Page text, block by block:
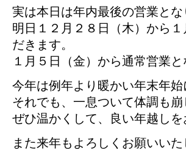
実は本日は年内最後の営業とな
明日１２月２８日（木）から
だきます。
１月５日（金）から通常営業と
今年は例年より暖かい年末年
それでも、一息ついて体調も
ぜひ温かくして、良い年越し
また来年もよろしくお願いいた